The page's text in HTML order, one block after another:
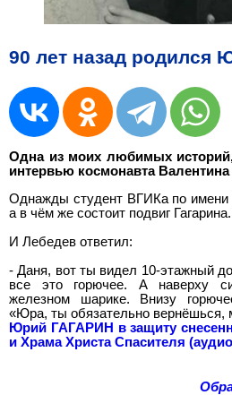
90 лет назад родился
Одна из моих любимых
интервью космонавта
Однажды студент ВГИКа по имени
а в чём же состоит подвиг Гагарина.
И Лебедев ответил:
- Даня, вот ты видел 10-этажный
все это горючее. А наверху
железном шарике. Внизу
«Юра, ты обязательно вернёшься,
Юрий ГАГАРИН в защиту
и Храма Христа Спасителя